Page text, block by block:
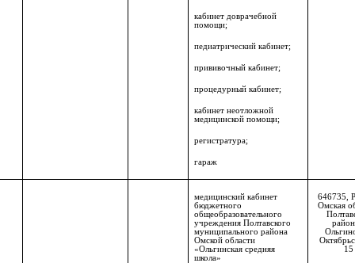
кабинет доврачебной
помощи;
педиатрический кабинет;
прививочный кабинет;
процедурный кабинет;
кабинет неотложной
медицинской помощи;
регистратура;
гараж
медицинский кабинет
бюджетного
общеобразовательного
учреждения Полтавского
муниципального района
Омской области
«Ольгинская средняя
школа»
646735,
Омская
15